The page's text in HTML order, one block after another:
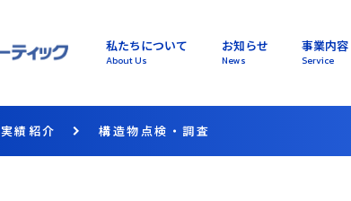
私たちについて
About Us
お知らせ
News
事業内容
Service
実績紹介 構造物点検・調査